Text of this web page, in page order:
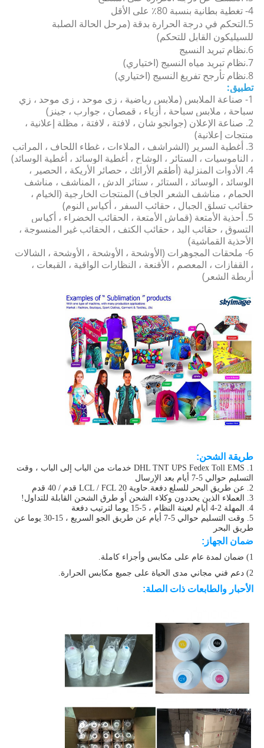
4- تغطية بطانية بنسبة 80٪ على الأقل
5.التحكم في درجة الحرارة بدقة (مرحل الحالة الصلبة
للسيليكون القابل للتحكم)
6.نظام تبريد النسيج
7.نظام تبريد مياه النسيج (اختياري)
8.نظام تأرجح تفريغ النسيج (اختياري)
تطبيق:
1- صناعة الملابس (ملابس رياضية ، زي موحد ، زي موحد ، زي
سباحة ، ملابس سباحة ، أزياء ، قمصان ، جوارب ، جينز)
2. صناعة الإعلان (جوانجو شان ، لافتة ، لافتة ، مظلة إعلانية ،
منتجات إعلانية)
3. أغطية السرير (الشراشف ، الملاءات ، غطاء اللحاف ، المراتب
، الناموسيات ، الستائر ، الوشاح ، أغطية الوسائد ، أغطية الوسائد)
4. الأدوات المنزلية (أطقم الأرائك ، حصائر الأريكة ، الحصير ،
الوسائد ، الوسائد ، الستائر ، ستائر الدش ، المناشف ، مناشف
الحمام ، مناشف الشعر الجاف) المنتجات الخارجية (الخيام ،
حقائب تسلق الجبال ، حقائب السفر ، أكياس النوم)
5. أحذية الأمتعة (قماش الأمتعة ، الحقائب الخضراء ، أكياس
التسوق ، حقائب اليد ، حقائب الكتف ، الحقائب غير المنسوجة ،
الأحذية القماشية)
6- ملحقات المجوهرات (الأوشحة ، الأوشحة ، الأوشحة ، الشالات
، القفازات ، المعصم ، الأقنعة ، النظارات الواقية ، القبعات ،
أربطة الشعر)
طريقة الشحن:
1. DHL TNT UPS Fedex Toll EMS خدمات من الباب إلى الباب ، وقت
التسليم حوالي 5-7 أيام بعد الإرسال
2. عن طريق البحر للسلع دفعة.حاوية LCL / FCL 20 قدم / 40 قدم
3. العملاء الذين يحددون وكلاء الشحن أو طرق الشحن القابلة للتداول!
4. المهلة 2-4 أيام لعينة النظام ، 5-15 يوما لترتيب دفعة
5. وقت التسليم حوالي 5-7 أيام عن طريق الجو السريع ، 15-30 يوما عن
طريق البحر
ضمان الجهاز:
1) ضمان لمدة عام على مكابس وأجزاء كاملة.
2) دعم فني مجاني مدى الحياة على جميع مكابس الحرارة.
الأحبار والطابعات ذات الصلة: